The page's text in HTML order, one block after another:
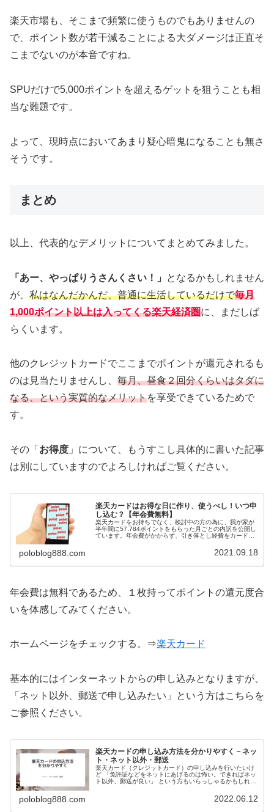
楽天市場も、そこまで頻繁に使うものでもありませんの
で、ポイント数が若干減ることによる大ダメージは正直そ
こまでないのが本音ですね。
SPUだけで5,000ポイントを超えるゲットを狙うことも相
当な難題です。
よって、現時点においてあまり疑心暗鬼になることも無さ
そうです。
まとめ
以上、代表的なデメリットについてまとめてみました。
「あー、やっぱりうさんくさい！」
となるかもしれません
が、 私はなんだかんだ、普通に生活しているだけで毎月
1,000ポイント以上は入ってくる楽天経済圏に、まだしば
らくいます。
他のクレジットカードでここまでポイントが還元されるも
のは見当たりませんし、 毎月、昼食２回分くらいはタダに
なる、という実質的なメリットを享受できているためで
す。
その「 お得度 」について、もうすこし具体的に書いた記事
は別にしていますのでよろしければご覧ください。
楽天カードはお得な日に作り、使うべし！いつ申
し込む？【年会費無料】
楽天カードをお持ちでなく、検討中の方の為に、我が家が
半年間に57,784ポイントをもらった月ごとの内訳を公開し
ています。年会費がかからず、引き落とし経費をカード払
poloblog888.com 2021.09.18
年会費は無料であるため、１枚持ってポイントの還元度合
いを体感してみてください。
ホームページをチェックする。⇒楽天カード
基本的にはインターネットからの申し込みとなりますが、
「ネット以外、郵送で申し込みたい」という方はこちらを
ご参照ください。
楽天カードの申し込み方法を分かりやすく－ネッ
ト・ネット以外・郵送
楽天カード（クレジットカード）の申し込みを行いたいけ
ど 「免許証などをネットにあげるのは怖い。できればネッ
ト以外、郵送が良い」 という方もいらっしゃるかもしれま
poloblog888.com 2022.06.12